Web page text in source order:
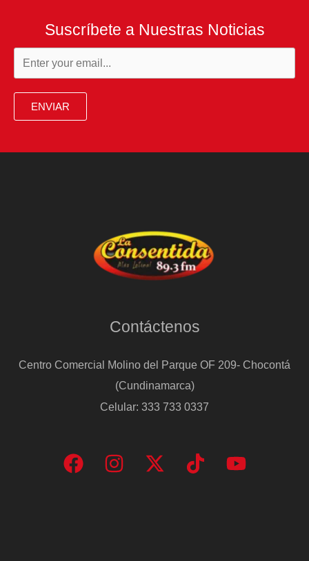
Suscríbete a Nuestras Noticias
ENVIAR
Contáctenos
Centro Comercial Molino del Parque OF 209- Chocontá
(Cundinamarca)
Celular: 333 733 0337